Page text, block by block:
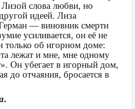
слова любви, но
идеей. Лиза
— виновник смерти
усиливается, он её не
только об игорном доме:
лежат и мне, мне одному
Он убегает в игорный дом,
до отчаяния, бросается в
.